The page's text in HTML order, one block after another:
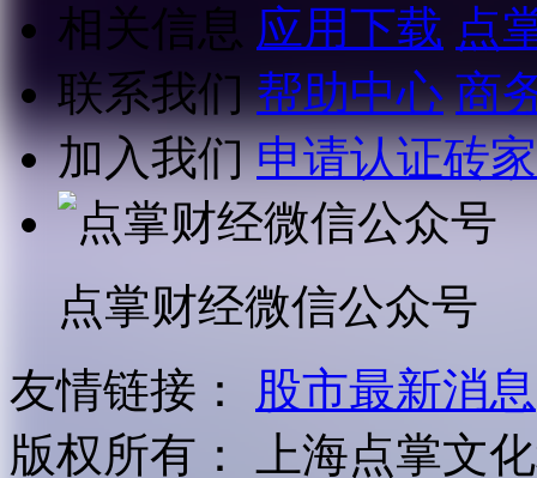
相关信息 应用下载 点
联系我们 帮助中心 商
加入我们 申请认证砖家
点掌财经微信公众号
友情链接：
股市最新消息
版权所有：
上海点掌文